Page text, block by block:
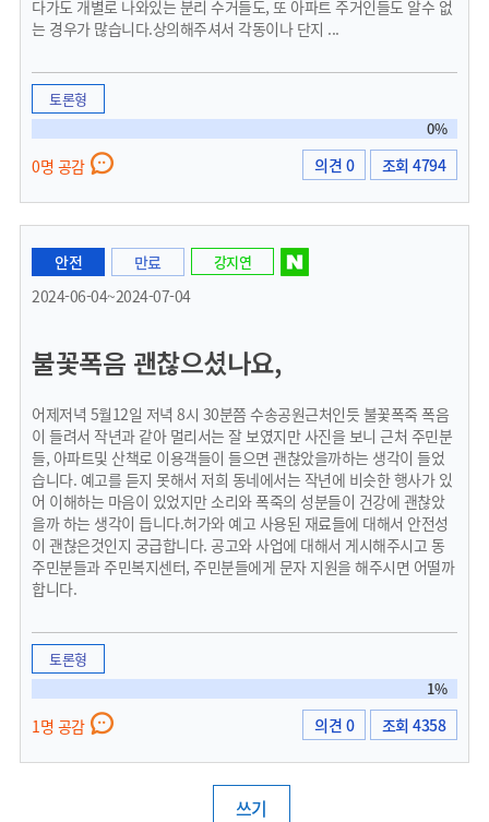
다가도 개별로 나와있는 분리 수거들도, 또 아파트 주거인들도 알수 없
는 경우가 많습니다.상의해주셔서 각동이나 단지 ...
토론형
0%
0명 공감 의견 0 조회 4794
안전
만료
2024-06-04~2024-07-04
강지연
불꽃폭음 괜찮으셨나요,
어제저녁 5월12일 저녁 8시 30분쯤 수송공원근처인듯 불꽃폭죽 폭음
이 들려서 작년과 같아 멀리서는 잘 보였지만 사진을 보니 근처 주민분
들, 아파트및 산책로 이용객들이 들으면 괜찮았을까하는 생각이 들었
습니다. 예고를 듣지 못해서 저희 동네에서는 작년에 비슷한 행사가 있
어 이해하는 마음이 있었지만 소리와 폭죽의 성분들이 건강에 괜찮았
을까 하는 생각이 듭니다.허가와 예고 사용된 재료들에 대해서 안전성
이 괜찮은것인지 궁급합니다. 공고와 사업에 대해서 게시해주시고 동
주민분들과 주민복지센터, 주민분들에게 문자 지원을 해주시면 어떨까
합니다.
토론형
1%
1명 공감 의견 0 조회 4358
쓰기